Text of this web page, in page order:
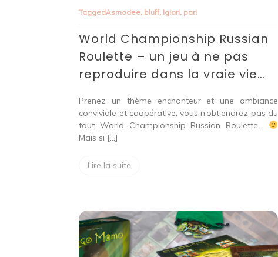
–
un
jeu
ne
reproduire
dans
vraie
TaggedAsmodee, bluff, Igiari, pari
World Championship Russian
Roulette – un jeu à ne pas
reproduire dans la vraie vie…
Prenez un thème enchanteur et une ambiance
conviviale et coopérative, vous n’obtiendrez pas du
tout World Championship Russian Roulette…
Mais si […]
Lire la suite